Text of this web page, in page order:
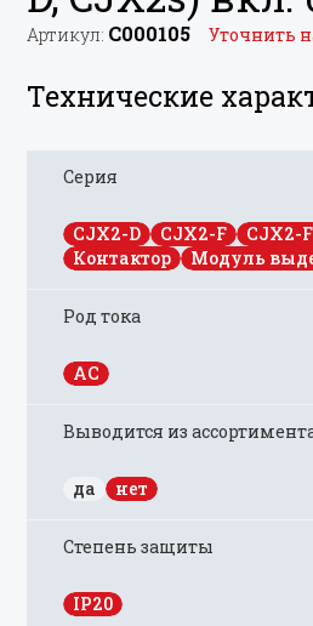
Артикул: C000105 Уточнить
Технические
Серия
CJX2-D CJX2-F CJX2-
Контактор
Модуль
Род тока
AC
Выводится из
да нет
Степень защиты
IP20